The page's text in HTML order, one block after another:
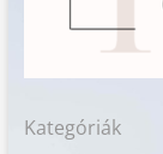
Kategóriák